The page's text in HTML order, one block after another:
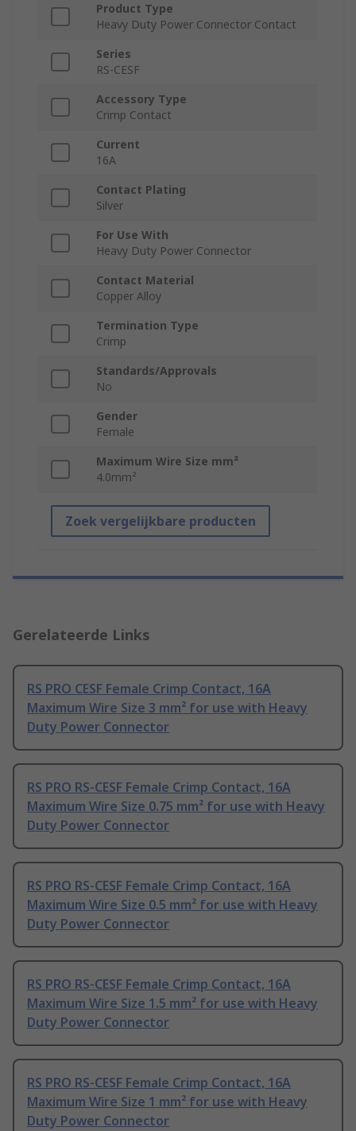
Product Type
Heavy Duty Power Connector Contact
Series
RS-CESF
Accessory Type
Crimp Contact
Current
16A
Contact Plating
Silver
For Use With
Heavy Duty Power Connector
Contact Material
Copper Alloy
Termination Type
Crimp
Standards/Approvals
No
Gender
Female
Maximum Wire Size mm²
4.0mm²
Zoek vergelijkbare producten
Gerelateerde Links
RS PRO CESF Female Crimp Contact, 16A
Maximum Wire Size 3 mm² for use with Heavy
Duty Power Connector
RS PRO RS-CESF Female Crimp Contact, 16A
Maximum Wire Size 0.75 mm² for use with Heavy
Duty Power Connector
RS PRO RS-CESF Female Crimp Contact, 16A
Maximum Wire Size 0.5 mm² for use with Heavy
Duty Power Connector
RS PRO RS-CESF Female Crimp Contact, 16A
Maximum Wire Size 1.5 mm² for use with Heavy
Duty Power Connector
RS PRO RS-CESF Female Crimp Contact, 16A
Maximum Wire Size 1 mm² for use with Heavy
Duty Power Connector